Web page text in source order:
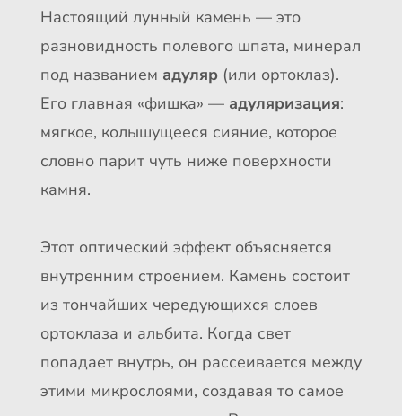
Настоящий лунный камень — это
разновидность полевого шпата, минерал
под названием адуляр(или ортоклаз).
Его главная «фишка» — адуляризация:
мягкое, колышущееся сияние, которое
словно парит чуть ниже поверхности
камня.
Этот оптический эффект объясняется
внутренним строением. Камень состоит
из тончайших чередующихся слоев
ортоклаза и альбита. Когда свет
попадает внутрь, он рассеивается между
этими микрослоями, создавая то самое